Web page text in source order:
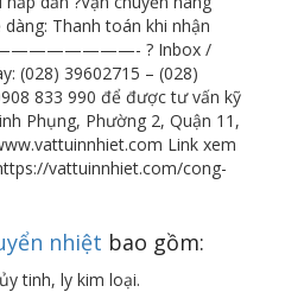
Thanh toán khi nhận
————————- ? Inbox /
(028) 39602715 – (028)
833 990 để được tư vấn kỹ
Phụng, Phường 2, Quận 11,
Link xem
vattuinnhiet.com/cong-
nhiệt bao gồm:
tinh, ly kim loại.